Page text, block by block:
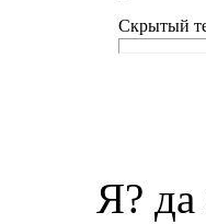
Скрытый
Я?